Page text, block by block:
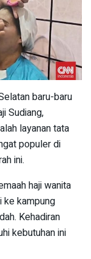
baru-baru
Sudiang,
layanan tata
populer di
ini.
haji wanita
ke kampung
Kehadiran
kebutuhan ini